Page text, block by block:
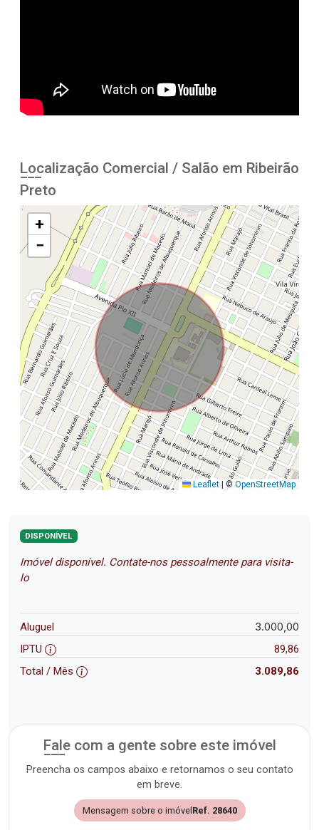
Localização Comercial / Salão em Ribeirão
Preto
+
−
Leaflet © OpenStreetMap
DISPONÍVEL
Imóvel disponível. Contate-nos pessoalmente para visita-
lo
Aluguel 3.000,00
IPTU
89,86
Total / Mês
3.089,86
Fale com a gente sobre este imóvel
Preencha os campos abaixo e retornamos o seu contato
em breve.
Mensagem sobre o imóvel Ref. 28640